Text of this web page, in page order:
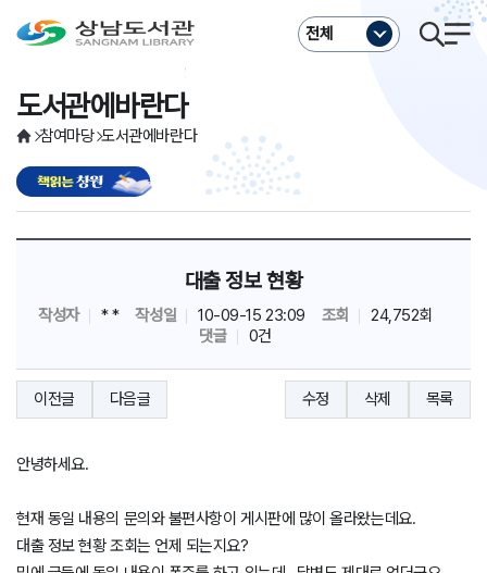
전체
참여마당 도서관에바란다
도서관에바란다
대출 정보 현황
작성자 * * 작성일 10-09-15 23:09 조회
24,752회
댓글
0건
이전글 다음글 수정 삭제 목록
안녕하세요.
현재 동일 내용의 문의와 불편사항이 게시판에 많이 올라왔는데요.
대출 정보 현황 조회는 언제 되는지요?